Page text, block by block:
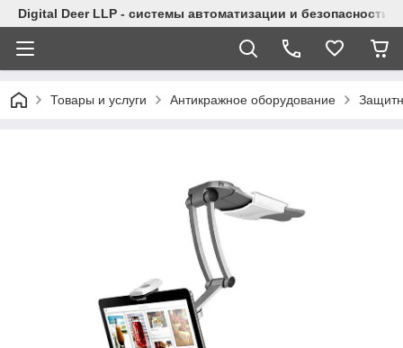
Digital Deer LLP - системы автоматизации и безопасности
Товары и услуги Антикражное оборудование